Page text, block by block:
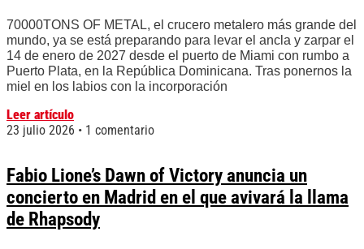
70000TONS OF METAL, el crucero metalero más grande del
mundo, ya se está preparando para levar el ancla y zarpar el
14 de enero de 2027 desde el puerto de Miami con rumbo a
Puerto Plata, en la República Dominicana. Tras ponernos la
miel en los labios con la incorporación
Leer artículo
23 julio 2026
1 comentario
Fabio Lione’s Dawn of Victory anuncia un
concierto en Madrid en el que avivará la llama
de Rhapsody